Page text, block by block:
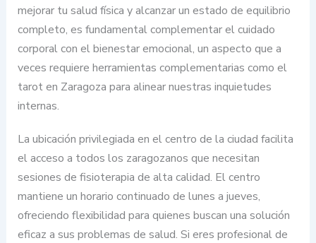
mejorar tu salud física y alcanzar un estado de equilibrio
completo, es fundamental complementar el cuidado
corporal con el bienestar emocional, un aspecto que a
veces requiere herramientas complementarias como el
tarot en Zaragoza para alinear nuestras inquietudes
internas.
La ubicación privilegiada en el centro de la ciudad facilita
el acceso a todos los zaragozanos que necesitan
sesiones de fisioterapia de alta calidad. El centro
mantiene un horario continuado de lunes a jueves,
ofreciendo flexibilidad para quienes buscan una solución
eficaz a sus problemas de salud. Si eres profesional de